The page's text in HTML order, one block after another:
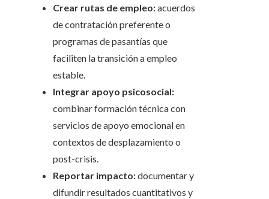
Crear rutas de empleo:acuerdos
de contratación preferente o
programas de pasantías que
faciliten la transición a empleo
estable.
Integrar apoyo psicosocial:
combinar formación técnica con
servicios de apoyo emocional en
contextos de desplazamiento o
post-crisis.
Reportar impacto:documentar y
difundir resultados cuantitativos y